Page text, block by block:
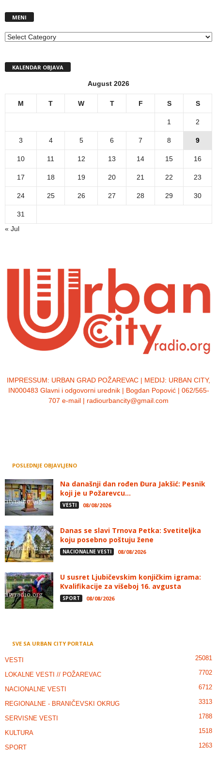
MENI
MENI
KALENDAR OBJAVA
August 2026
M T W T F S S
1 2
3 4 5 6 7 8 9
10 11 12 13 14 15 16
17 18 19 20 21 22 23
24 25 26 27 28 29 30
31
« Jul
IMPRESSUM: URBAN GRAD POŽAREVAC | MEDIJ: URBAN CITY,
IN000483 Glavni i odgovorni urednik | Bogdan Popović | 062/565-
707 e-mail | radiourbancity@gmail.com
POSLEDNJE OBJAVLJENO
Na današnji dan rođen Đura Jakšić: Pesnik
koji je u Požarevcu...
VESTI 08/08/2026
Danas se slavi Trnova Petka: Svetiteljka
koju posebno poštuju žene
NACIONALNE VESTI 08/08/2026
U susret Ljubičevskim konjičkim igrama:
Kvalifikacije za višeboj 16. avgusta
SPORT 08/08/2026
SVE SA URBAN CITY PORTALA
VESTI 25081
LOKALNE VESTI // POŽAREVAC 7702
NACIONALNE VESTI 6712
REGIONALNE - BRANIČEVSKI OKRUG 3313
SERVISNE VESTI 1788
KULTURA 1518
SPORT 1263